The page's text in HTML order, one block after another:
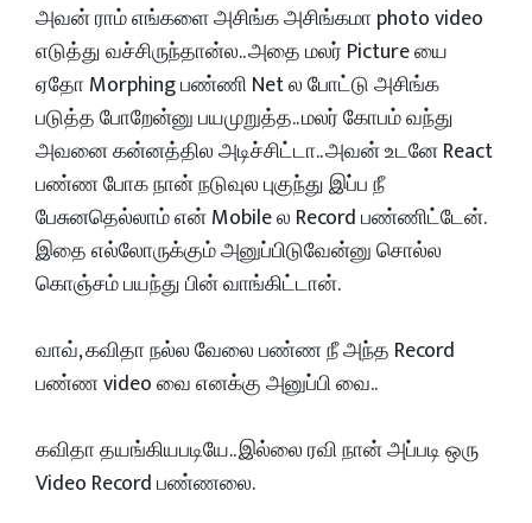
அவன் ராம் எங்களை அசிங்க அசிங்கமா photo video
எடுத்து வச்சிருந்தான்ல.. அதை மலர் Picture யை
ஏதோ Morphing பண்ணி Net ல போட்டு அசிங்க
படுத்த போறேன்னு பயமுறுத்த.. மலர் கோபம் வந்து
அவனை கன்னத்தில அடிச்சிட்டா.. அவன் உடனே React
பண்ண போக நான் நடுவுல புகுந்து இப்ப நீ
பேசுனதெல்லாம் என் Mobile ல Record பண்ணிட்டேன்.
இதை எல்லோருக்கும் அனுப்பிடுவேன்னு சொல்ல
கொஞ்சம் பயந்து பின் வாங்கிட்டான்.
வாவ், கவிதா நல்ல வேலை பண்ண நீ அந்த Record
பண்ண video வை எனக்கு அனுப்பி வை..
கவிதா தயங்கியபடியே.. இல்லை ரவி நான் அப்படி ஒரு
Video Record பண்ணலை.